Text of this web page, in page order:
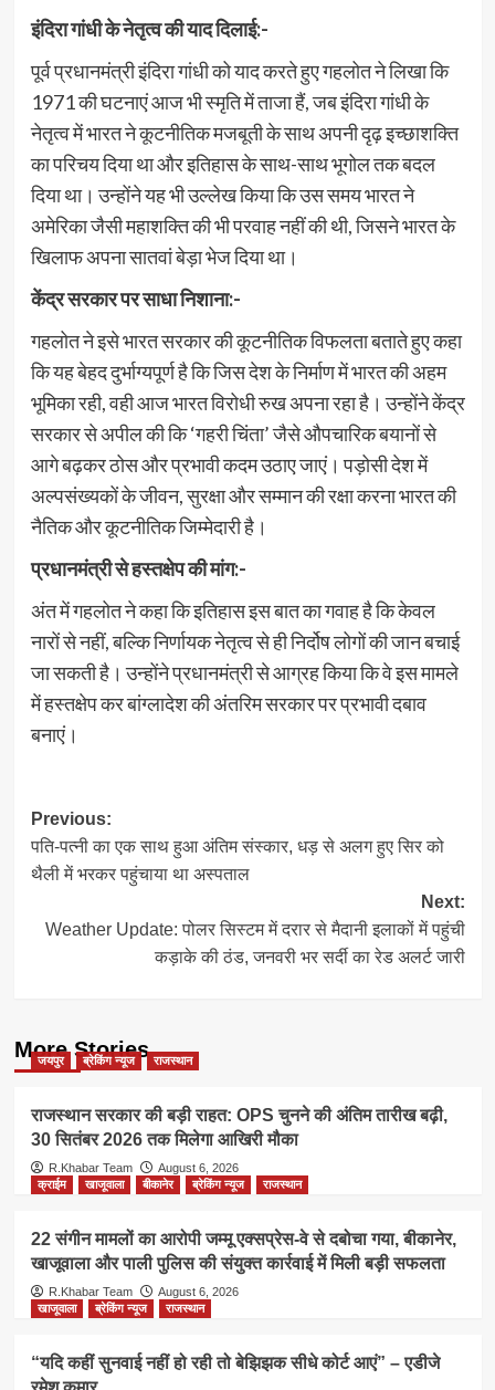
इंदिरा गांधी के नेतृत्व की याद दिलाई:-
पूर्व प्रधानमंत्री इंदिरा गांधी को याद करते हुए गहलोत ने लिखा कि
1971 की घटनाएं आज भी स्मृति में ताजा हैं, जब इंदिरा गांधी के
नेतृत्व में भारत ने कूटनीतिक मजबूती के साथ अपनी दृढ़ इच्छाशक्ति
का परिचय दिया था और इतिहास के साथ-साथ भूगोल तक बदल
दिया था। उन्होंने यह भी उल्लेख किया कि उस समय भारत ने
अमेरिका जैसी महाशक्ति की भी परवाह नहीं की थी, जिसने भारत के
खिलाफ अपना सातवां बेड़ा भेज दिया था।
केंद्र सरकार पर साधा निशाना:-
गहलोत ने इसे भारत सरकार की कूटनीतिक विफलता बताते हुए कहा
कि यह बेहद दुर्भाग्यपूर्ण है कि जिस देश के निर्माण में भारत की अहम
भूमिका रही, वही आज भारत विरोधी रुख अपना रहा है। उन्होंने केंद्र
सरकार से अपील की कि ‘गहरी चिंता’ जैसे औपचारिक बयानों से
आगे बढ़कर ठोस और प्रभावी कदम उठाए जाएं। पड़ोसी देश में
अल्पसंख्यकों के जीवन, सुरक्षा और सम्मान की रक्षा करना भारत की
नैतिक और कूटनीतिक जिम्मेदारी है।
प्रधानमंत्री से हस्तक्षेप की मांग:-
अंत में गहलोत ने कहा कि इतिहास इस बात का गवाह है कि केवल
नारों से नहीं, बल्कि निर्णायक नेतृत्व से ही निर्दोष लोगों की जान बचाई
जा सकती है। उन्होंने प्रधानमंत्री से आग्रह किया कि वे इस मामले
में हस्तक्षेप कर बांग्लादेश की अंतरिम सरकार पर प्रभावी दबाव
बनाएं।
Post
navigation
Previous:
पति-पत्नी का एक साथ हुआ अंतिम संस्कार, धड़ से अलग हुए सिर को
थैली में भरकर पहुंचाया था अस्पताल
Next:
Weather Update: पोलर सिस्टम में दरार से मैदानी इलाकों में पहुंची
कड़ाके की ठंड, जनवरी भर सर्दी का रेड अलर्ट जारी
More Stories
जयपुर ब्रेकिंग न्यूज राजस्थान
राजस्थान सरकार की बड़ी राहत: OPS चुनने की अंतिम तारीख बढ़ी,
30 सितंबर 2026 तक मिलेगा आखिरी मौका
R.Khabar Team
August 6, 2026
क्राईम
खाजूवाला बीकानेर ब्रेकिंग न्यूज राजस्थान
22 संगीन मामलों का आरोपी जम्मू एक्सप्रेस-वे से दबोचा गया, बीकानेर,
खाजूवाला और पाली पुलिस की संयुक्त कार्रवाई में मिली बड़ी सफलता
R.Khabar Team
August 6, 2026
खाजूवाला
ब्रेकिंग न्यूज राजस्थान
“यदि कहीं सुनवाई नहीं हो रही तो बेझिझक सीधे कोर्ट आएं” – एडीजे